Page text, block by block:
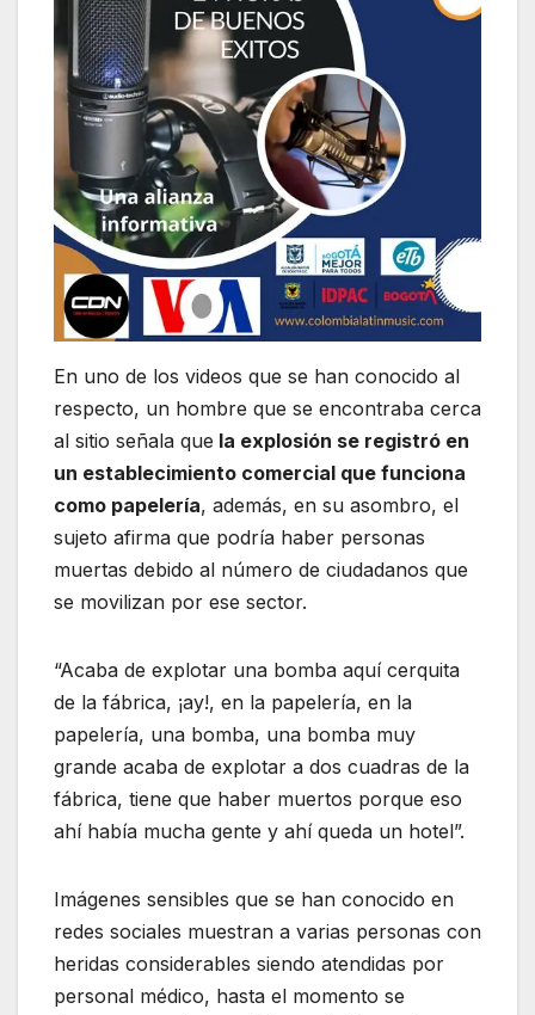
En uno de los videos que se han conocido al
respecto, un hombre que se encontraba cerca
al sitio señala que la explosión se registró en
un establecimiento comercial que funciona
como papelería, además, en su asombro, el
sujeto afirma que podría haber personas
muertas debido al número de ciudadanos que
se movilizan por ese sector.
“Acaba de explotar una bomba aquí cerquita
de la fábrica, ¡ay!, en la papelería, en la
papelería, una bomba, una bomba muy
grande acaba de explotar a dos cuadras de la
fábrica, tiene que haber muertos porque eso
ahí había mucha gente y ahí queda un hotel”.
Imágenes sensibles que se han conocido en
redes sociales muestran a varias personas con
heridas considerables siendo atendidas por
personal médico, hasta el momento se